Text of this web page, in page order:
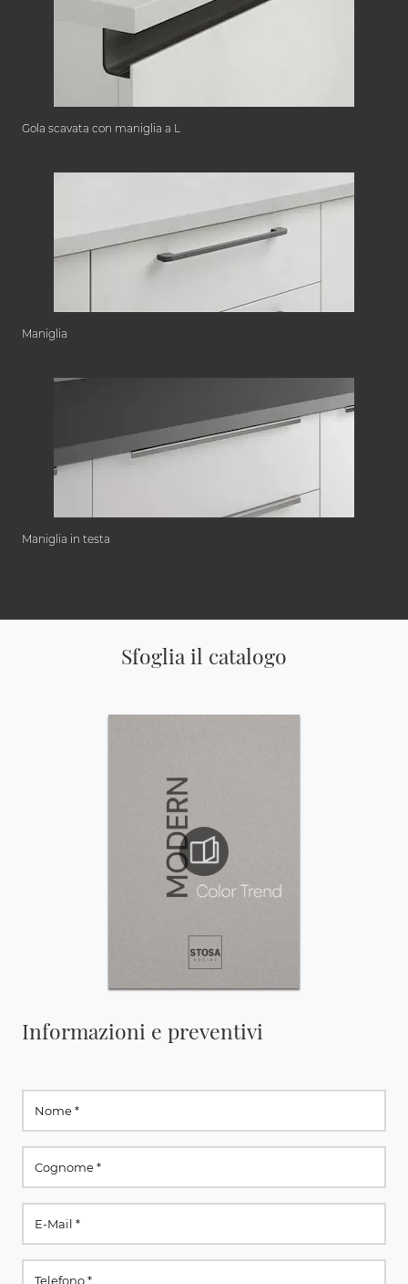
Gola scavata con maniglia a L
Maniglia
Maniglia in testa
Sfoglia il catalogo
Informazioni e preventivi